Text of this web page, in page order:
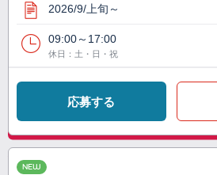
2026/9/上旬～
09:00～17:00
休日：土・日・祝
応募する
NEW